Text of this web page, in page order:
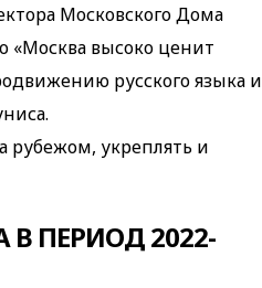
Московского Дома
«Москва высоко ценит
русского языка и
укреплять и
ПЕРИОД 2022-